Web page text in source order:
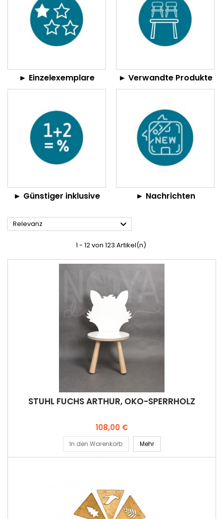
► Einzelexemplare ► Verwandte Produkte
► Günstiger inklusive ► Nachrichten
Relevanz 
1 - 12 von 123 Artikel(n)
STUHL FUCHS ARTHUR, ÖKO-SPERRHOLZ
Preis
108,00 €
In den Warenkorb Mehr